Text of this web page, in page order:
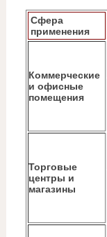
Сфера
применения
Коммерческие
и офисные
помещения
Торговые
центры и
магазины